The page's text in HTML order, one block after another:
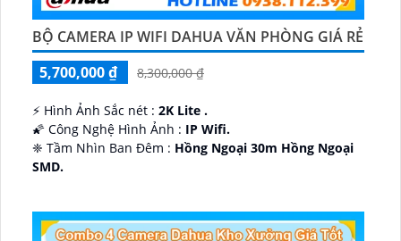
BỘ CAMERA IP WIFI DAHUA VĂN PHÒNG GIÁ RẺ
5,700,000 ₫
8,300,000 ₫
️⚡ Hình Ảnh Sắc nét : 2K Lite .
🌠 Công Nghệ Hình Ảnh : IP Wifi.
❈ Tầm Nhìn Ban Đêm : Hồng Ngoại 30m Hồng Ngoại
SMD.